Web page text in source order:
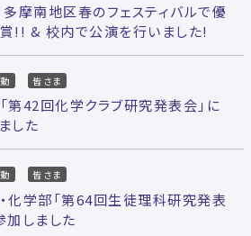
摩南地区春のフェスティバルで優
!! & 校内で公演を行いました!
皆さま
第42回化学クラブ研究発表会」に
した
皆さま
化学部「第64回生徒理科研究発表
加しました